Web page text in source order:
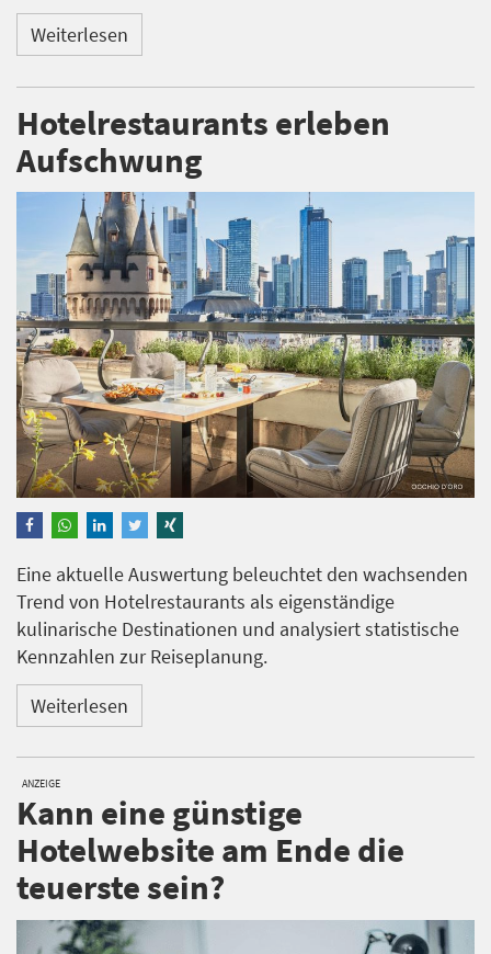
Weiterlesen
Hotelrestaurants erleben
Aufschwung
Eine aktuelle Auswertung beleuchtet den wachsenden
Trend von Hotelrestaurants als eigenständige
kulinarische Destinationen und analysiert statistische
Kennzahlen zur Reiseplanung.
Weiterlesen
ANZEIGE
Kann eine günstige
Hotelwebsite am Ende die
teuerste sein?